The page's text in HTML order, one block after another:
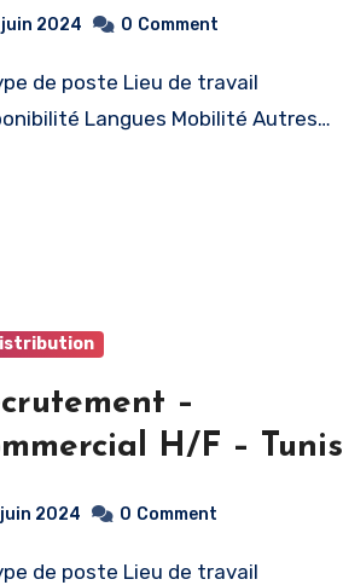
juin 2024 0 Comment
Langues Mobilité Autres…
–
Conseiller Commercial H/F – Tunis
2024 0 Comment